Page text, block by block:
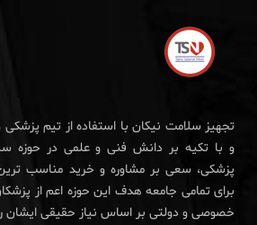
تجهیز سلامت نیکان با استفاده از تیم
و با تکیه بر دانش فنی و علمی در حوزه
پزشکی، سعی بر مشاوره و خرید مناسب
برای تمامی جامعه هدف این حوزه اعم از
خصوصی و دولتی بر اساس نیاز حقیقی ایشان